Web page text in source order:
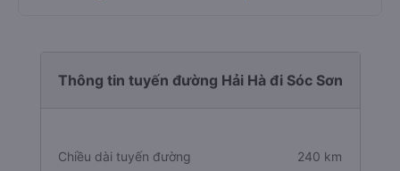
Thông tin tuyến đường Hải Hà đi Sóc Sơn
Chiều dài tuyến đường 240 km